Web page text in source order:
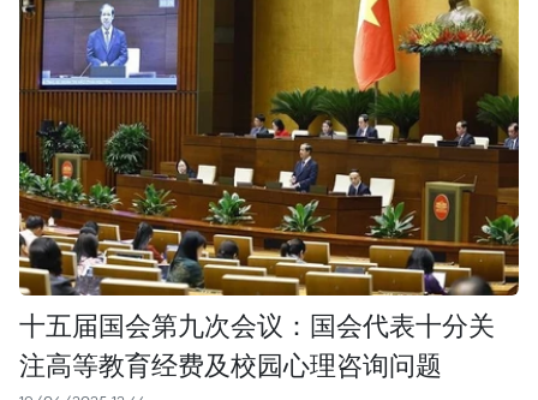
十五届国会第九次会议：国会代表十分关
注高等教育经费及校园心理咨询问题